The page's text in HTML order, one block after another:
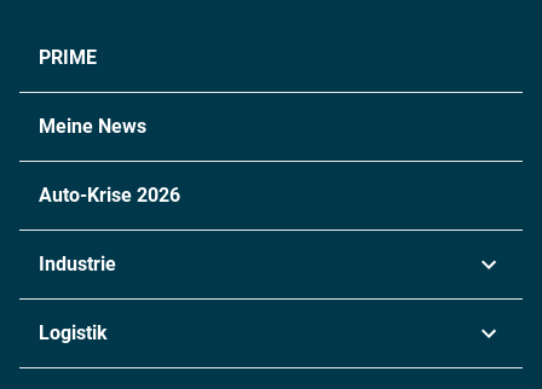
PRIME
Meine News
Auto-Krise 2026
Industrie
Logistik